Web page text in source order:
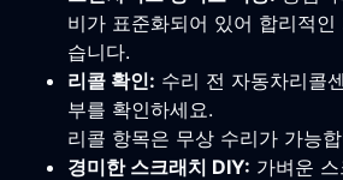
비가 표준화되어 있어 합리적
습니다.
리콜 확인: 수리 전 자동차리콜
부를 확인하세요.
리콜 항목은 무상 수리가 가능
경미한 스크래치 DIY: 가벼운